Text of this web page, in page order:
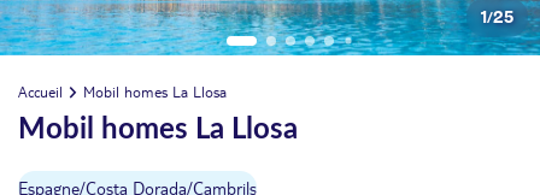
1/25
Accueil Mobil homes La Llosa
Mobil homes La Llosa
Espagne/Costa Dorada/Cambrils